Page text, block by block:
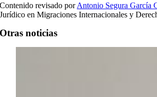
Contenido revisado porAntonio Segura García
Jurídico en Migraciones Internacionales y
Otras noticias